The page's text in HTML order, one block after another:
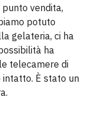
vendita,
potuto
gelateria, ci ha
ha
telecamere di
È stato un